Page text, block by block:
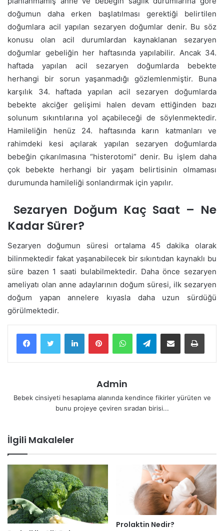
doğumun daha erken başlatılması gerektiği belirtilen
doğumlara acil yapılan sezaryen doğumlar denir. Bu söz
konusu olan acil durumlardan kaynaklanan sezaryen
doğumlar gebeliğin her haftasında yapılabilir. Ancak 34.
haftada yapılan acil sezaryen doğumlarda bebekte
herhangi bir sorun yaşanmadığı gözlemlenmiştir. Buna
karşılık 34. haftada yapılan acil sezaryen doğumlarda
bebekte akciğer gelişimi halen devam ettiğinden bazı
solunum sıkıntılarına yol açabileceği de söylenmektedir.
Hamileliğin henüz 24. haftasında karın katmanları ve
rahimdeki kesi açılarak yapılan sezaryen doğumlarda
bebeğin çıkarılmasına “histerotomi” denir. Bu işlem daha
çok bebekte herhangi bir yaşam belirtisinin olmaması
durumunda hamileliği sonlandırmak için yapılır.
Sezaryen Doğum Kaç Saat – Ne
Kadar Sürer?
Sezaryen doğumun süresi ortalama 45 dakika olarak
bilinmektedir fakat yaşanabilecek bir sıkıntıdan kaynaklı bu
süre bazen 1 saati bulabilmektedir. Daha önce sezaryen
ameliyatı olan anne adaylarının doğum süresi, ilk sezaryen
doğum yapan annelere kıyasla daha uzun sürdüğü
görülmektedir.
LinkedInPinterestWhatsAppTelegramE-Posta ile paylaş Yazdır
Admin
Bebek cinsiyeti hesaplama alanında kendince fikirler yürüten ve
bunu projeye çeviren sıradan birisi...
İlgili Makaleler
Prolaktin Nedir?